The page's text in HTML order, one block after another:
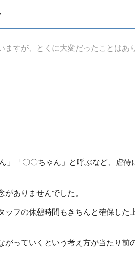
ますが、とくに大変だったことはあ
」「〇〇ちゃん」と呼ぶなど、虐待
ありませんでした。
フの休憩時間もきちんと確保した
っていくという考え方が当たり前